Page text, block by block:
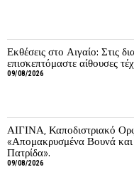
Εκθέσεις στο Αιγαίο: Στις
επισκεπτόμαστε αίθουσες
09/08/2026
ΑΙΓΙΝΑ, Καποδιστριακό
«Απομακρυσμένα Βουνά
Πατρίδα».
09/08/2026